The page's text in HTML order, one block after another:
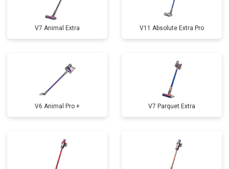
V7 Animal Extra V11 Absolute Extra Pro
V6 Animal Pro + V7 Parquet Extra